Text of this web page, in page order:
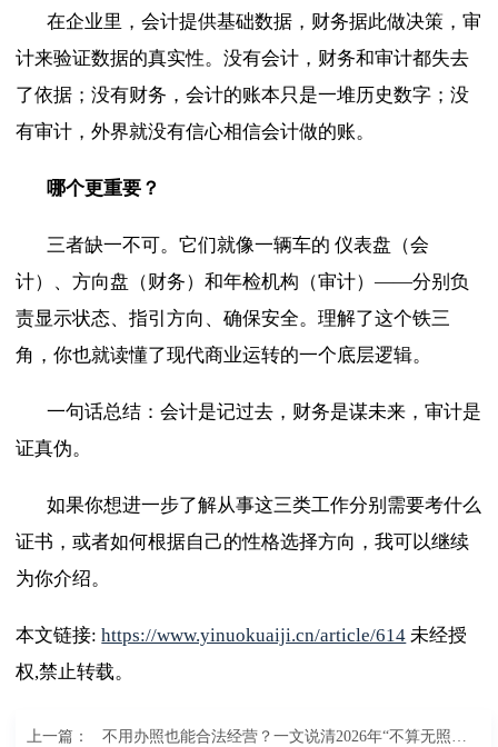
在企业里，会计提供基础数据，财务据此做决策，审
计来验证数据的真实性。没有会计，财务和审计都失去
了依据；没有财务，会计的账本只是一堆历史数字；没
有审计，外界就没有信心相信会计做的账。
哪个更重要？
三者缺一不可。它们就像一辆车的 仪表盘（会
计）、方向盘（财务）和年检机构（审计）——分别负
责显示状态、指引方向、确保安全。理解了这个铁三
角，你也就读懂了现代商业运转的一个底层逻辑。
一句话总结：会计是记过去，财务是谋未来，审计是
证真伪。
如果你想进一步了解从事这三类工作分别需要考什么
证书，或者如何根据自己的性格选择方向，我可以继续
为你介绍。
本文链接:https://www.yinuokuaiji.cn/article/614 未经授
权,禁止转载。
上一篇：